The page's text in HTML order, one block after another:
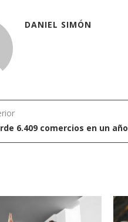
DANIEL SIMÓN
6.409 comercios en un año